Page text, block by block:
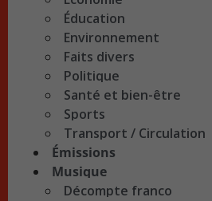
Éducation
Environnement
Faits divers
Politique
Santé et bien-être
Sports
Transport / Circulation
Émissions
Musique
Décompte franco